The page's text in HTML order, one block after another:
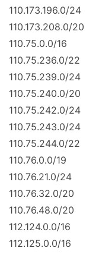
110.173.196.0/24
110.173.208.0/20
110.75.0.0/16
110.75.236.0/22
110.75.239.0/24
110.75.240.0/20
110.75.242.0/24
110.75.243.0/24
110.75.244.0/22
110.76.0.0/19
110.76.21.0/24
110.76.32.0/20
110.76.48.0/20
112.124.0.0/16
112.125.0.0/16